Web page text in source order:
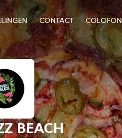
CONTACT COLOFON
BEACH